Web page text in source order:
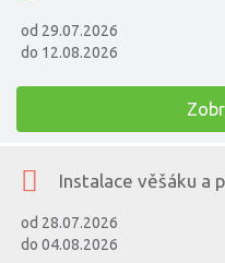
od 29.07.2026
do 12.08.2026
Instalace věšáku a
od 28.07.2026
do 04.08.2026